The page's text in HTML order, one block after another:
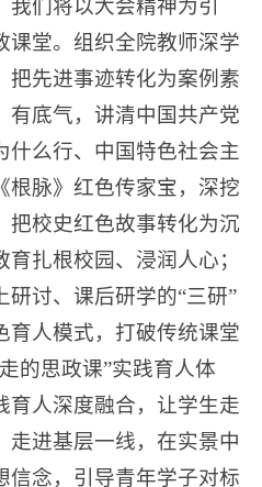
们将以大会精神为引
课堂。组织全院教师深学
把先进事迹转化为案例素
有底气，讲清中国共产党
什么行、中国特色社会主
根脉》红色传家宝，深挖
把校史红色故事转化为沉
扎根校园、浸润人心；
讨、课后研学的“三研”
育人模式，打破传统课堂
的思政课”实践育人体
育人深度融合，让学生走
走进基层一线，在实景中
信念，引导青年学子对标